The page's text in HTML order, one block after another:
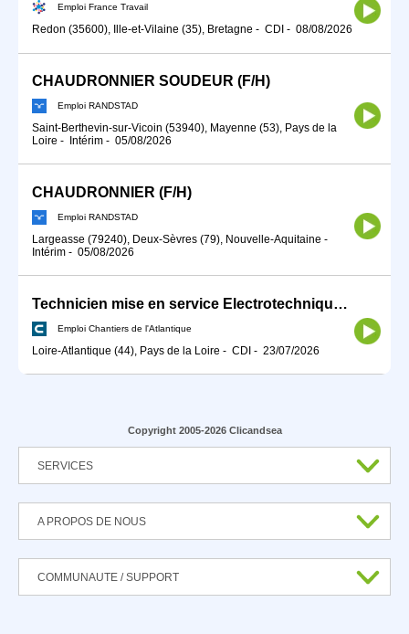
Emploi France Travail
Redon (35600), Ille-et-Vilaine (35), Bretagne - CDI - 08/08/2026
CHAUDRONNIER SOUDEUR (F/H)
Emploi RANDSTAD
Saint-Berthevin-sur-Vicoin (53940), Mayenne (53), Pays de la
Loire - Intérim - 05/08/2026
CHAUDRONNIER (F/H)
Emploi RANDSTAD
Largeasse (79240), Deux-Sèvres (79), Nouvelle-Aquitaine -
Intérim - 05/08/2026
Technicien mise en service Electrotechnique H/F
Emploi Chantiers de l'Atlantique
Loire-Atlantique (44), Pays de la Loire - CDI - 23/07/2026
Copyright 2005-2026 Clicandsea
SERVICES
A PROPOS DE NOUS
COMMUNAUTE / SUPPORT